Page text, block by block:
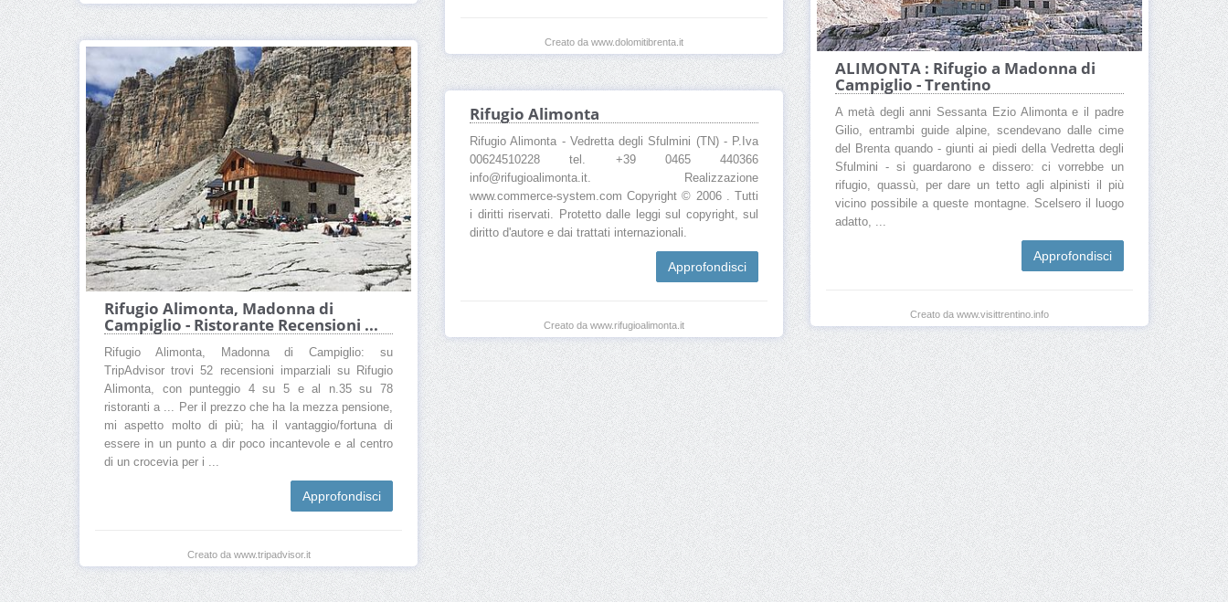
ALIMONTA : Rifugio a Madonna di
Campiglio - Trentino
A metà degli anni Sessanta Ezio Alimonta e il padre
Gilio, entrambi guide alpine, scendevano dalle cime
del Brenta quando - giunti ai piedi della Vedretta degli
Sfulmini - si guardarono e dissero: ci vorrebbe un
rifugio, quassù, per dare un tetto agli alpinisti il più
vicino possibile a queste montagne. Scelsero il luogo
adatto, ...
Approfondisci
Creato da www.visittrentino.info
Creato da www.dolomitibrenta.it
Rifugio Alimonta, Madonna di
Campiglio - Ristorante Recensioni ...
Rifugio Alimonta, Madonna di Campiglio: su
TripAdvisor trovi 52 recensioni imparziali su Rifugio
Alimonta, con punteggio 4 su 5 e al n.35 su 78
ristoranti a ... Per il prezzo che ha la mezza pensione,
mi aspetto molto di più; ha il vantaggio/fortuna di
essere in un punto a dir poco incantevole e al centro
di un crocevia per i ...
Approfondisci
Creato da www.tripadvisor.it
Rifugio Alimonta
Rifugio Alimonta - Vedretta degli Sfulmini (TN) - P.Iva
00624510228 tel. +39 0465 440366
info@rifugioalimonta.it. Realizzazione
www.commerce-system.com Copyright © 2006 . Tutti
i diritti riservati. Protetto dalle leggi sul copyright, sul
diritto d'autore e dai trattati internazionali.
Approfondisci
Creato da www.rifugioalimonta.it